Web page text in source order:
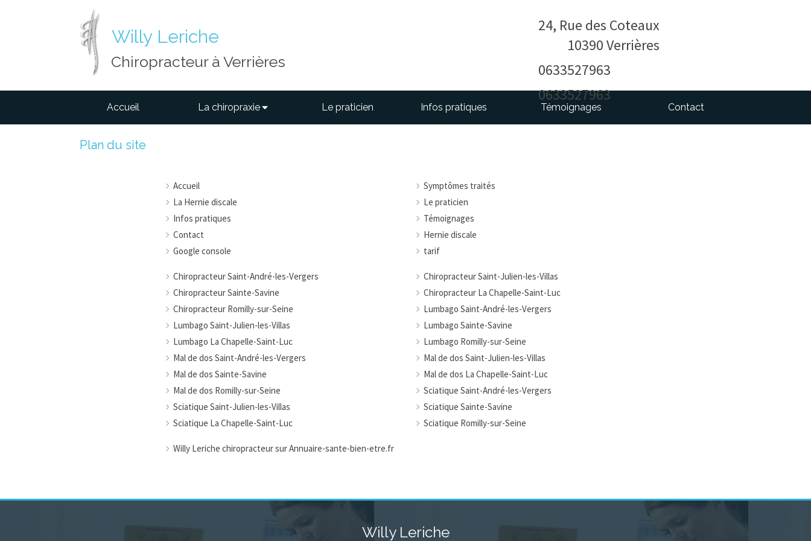
24, Rue des Coteaux
10390Verrières
0633527963
0633527963
Willy Leriche
Chiropracteur à Verrières
Accueil La chiropraxie Le praticien Infos pratiques Témoignages Contact
Plan du site
Accueil
Symptômes traités
La Hernie discale
Le praticien
Infos pratiques
Témoignages
Contact
Hernie discale
Google console
tarif
Chiropracteur Saint-André-les-Vergers
Chiropracteur Saint-Julien-les-Villas
Chiropracteur Sainte-Savine
Chiropracteur La Chapelle-Saint-Luc
Chiropracteur Romilly-sur-Seine
Lumbago Saint-André-les-Vergers
Lumbago Saint-Julien-les-Villas
Lumbago Sainte-Savine
Lumbago La Chapelle-Saint-Luc
Lumbago Romilly-sur-Seine
Mal de dos Saint-André-les-Vergers
Mal de dos Saint-Julien-les-Villas
Mal de dos Sainte-Savine
Mal de dos La Chapelle-Saint-Luc
Mal de dos Romilly-sur-Seine
Sciatique Saint-André-les-Vergers
Sciatique Saint-Julien-les-Villas
Sciatique Sainte-Savine
Sciatique La Chapelle-Saint-Luc
Sciatique Romilly-sur-Seine
Willy Leriche chiropracteur sur Annuaire-sante-bien-etre.fr
Willy Leriche